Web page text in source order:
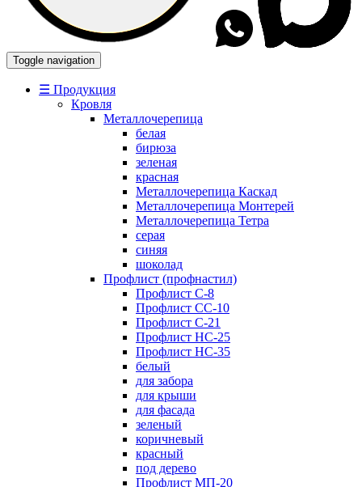
Toggle navigation
☰ Продукция
Кровля
Металлочерепица
белая
бирюза
зеленая
красная
Металлочерепица Каскад
Металлочерепица Монтерей
Металлочерепица Тетра
серая
синяя
шоколад
Профлист (профнастил)
Профлист С-8
Профлист СС-10
Профлист C-21
Профлист НС-25
Профлист НС-35
белый
для забора
для крыши
для фасада
зеленый
коричневый
красный
под дерево
Профлист МП-20